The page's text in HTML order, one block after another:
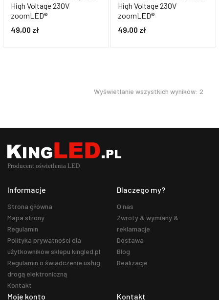
High Voltage 230V
zoomLED®
49,00 zł
High Voltage 230V
zoomLED®
49,00 zł
Wyświetlanie wszystkich wyników: 2
Informacje
Strona główna
Mapa strony
Regulamin
Polityka prywatności dla
użytkowników sklepu kingled.pl
Regulamin o świadczenie usług
drogą elektroniczną
Kontakt
Dlaczego my?
O nas
Zwroty & wymiany &
reklamacje
Dostawa
Blog
Realizacje
Moje konto Kontakt